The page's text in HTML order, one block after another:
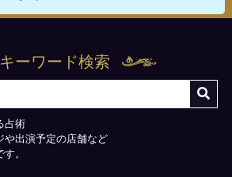
キーワード検索
占術
や出演予定の店舗など
。